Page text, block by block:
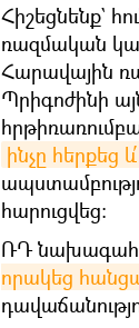
Հիշեցնենք`
ռազմական
Հարավային
Պրիգոժինի
ինչը հերքեց
հարուցվեց։
ՌԴ նախագահ
որակեց